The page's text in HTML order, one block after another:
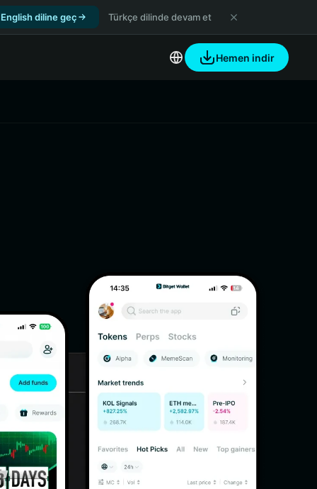
English diline geç Türkçe dilinde devam et
Hemen indir